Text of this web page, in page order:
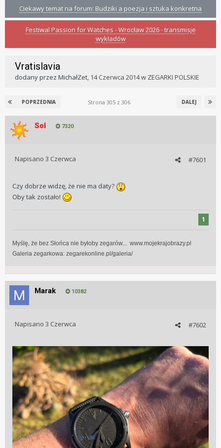
Ciekawy temat na forum: Budziki a poezja i sztuka konkretna
Festiwal Passion for Watches - Wrocław 2026 - transmisje
wykładów
Vratislavia
dodany przez MichałZet, 14 Czerwca 2014w ZEGARKI POLSKIE
POPRZEDNIA DALEJ
Strona 305 z 306
Sol 7320
#7601
Napisano 3 Czerwca
Czy dobrze widzę, że nie ma daty?
Oby tak zostało!
1
Myślę, że bez Słońca nie byłoby zegarów... www.mojekrajobrazy.pl
Galeria zegarkowa: zegarekonline.pl/galeria/
Marak 10382
#7602
Napisano 3 Czerwca